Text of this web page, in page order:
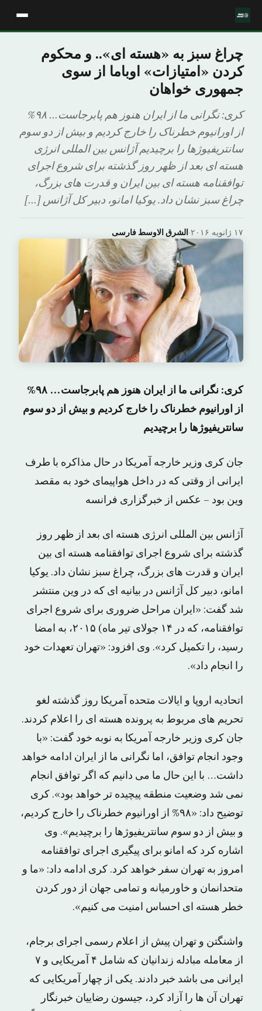
چراغ سبز به «هسته ای».. و محکوم
کردن «امتیازات» اوباما از سوی
جمهوری خواهان
کری: نگرانی ما از ایران هنوز هم پابرجاست… ۹۸%
از اورانیوم خطرناک را خارج کردیم و بیش از دو سوم
سانتریفیوژها را برچیدیم آژانس بین المللی انرژی
هسته ای بعد از ظهر روز گذشته برای شروع اجرای
توافقنامه هسته ای بین ایران و قدرت های بزرگ،
چراغ سبز نشان داد. یوکیا امانو، دبیر کل آژانس […]
الشرق الاوسط فارسی· ۱۷ ژانویه ۲۰۱۶
کری: نگرانی ما از ایران هنوز هم پابرجاست… ۹۸%
از اورانیوم خطرناک را خارج کردیم و بیش از دو سوم
سانتریفیوژها را برچیدیم
جان کری وزیر خارجه آمریکا در حال مذاکره با طرف
ایرانی از وقتی که در داخل هواپیمای خود به مقصد
وین بود – عکس از خبرگزاری فرانسه
آژانس بین المللی انرژی هسته ای بعد از ظهر روز
گذشته برای شروع اجرای توافقنامه هسته ای بین
ایران و قدرت های بزرگ، چراغ سبز نشان داد. یوکیا
امانو، دبیر کل آژانس در بیانیه ای که در وین منتشر
شد گفت: «ایران مراحل ضروری برای شروع اجرای
توافقنامه، که در ۱۴ جولای تیر ماه) ۲۰۱۵، به امضا
رسید، را تکمیل کرد». وی افزود: «تهران تعهدات خود
را انجام داد».
اتحادیه اروپا و ایالات متحده آمریکا روز گذشته لغو
تحریم های مربوط به پرونده هسته ای را اعلام کردند.
جان کری وزیر خارجه آمریکا به نوبه خود گفت: «با
وجود انجام توافق، اما نگرانی ما از ایران ادامه خواهد
داشت… با این حال ما می دانیم که اگر توافق انجام
نمی شد وضعیت منطقه پیچیده تر خواهد بود». کری
توضیح داد: «۹۸% از اورانیوم خطرناک را خارج کردیم،
و بیش از دو سوم سانتریفیوژها را برچیدیم». وی
اشاره کرد که امانو برای پیگیری اجرای توافقنامه
امروز به تهران سفر خواهد کرد. کری ادامه داد: «ما و
متحدانمان و خاورمیانه و تمامی جهان از دور کردن
خطر هسته ای احساس امنیت می کنیم».
واشنگتن و تهران پیش از اعلام رسمی اجرای برجام،
از معامله مبادله زندانیان که شامل ۴ آمریکایی و ۷
ایرانی می باشد خبر دادند. یکی از چهار آمریکایی که
تهران آن ها را آزاد کرد، جیسون رضاییان خبرنگار